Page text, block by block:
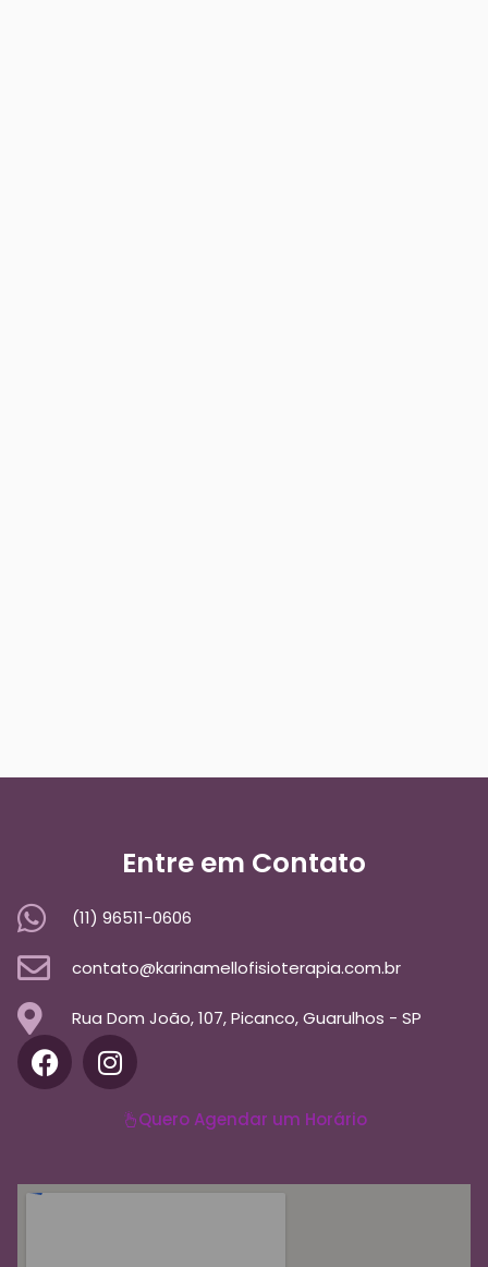
Entre em Contato
(11) 96511-0606
contato@karinamellofisioterapia.com.br
Rua Dom João, 107, Picanco, Guarulhos - SP
Quero Agendar um Horário